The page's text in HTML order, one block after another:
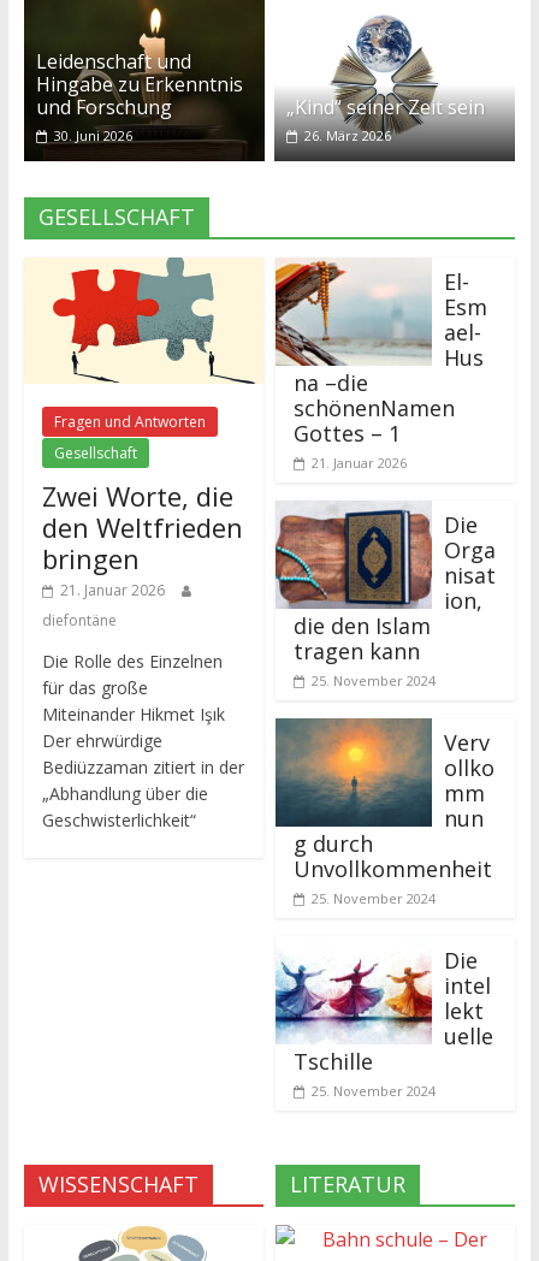
Leidenschaft und
Hingabe zu Erkenntnis
und Forschung
30. Juni 2026
„Kind“ seiner Zeit sein
26. März 2026
GESELLSCHAFT
Fragen und Antworten
Gesellschaft
Zwei Worte, die
den Weltfrieden
bringen
21. Januar 2026
diefontäne
Die Rolle des Einzelnen
für das große
Miteinander Hikmet Işık
Der ehrwürdige
Bediüzzaman zitiert in der
„Abhandlung über die
Geschwisterlichkeit“
El-
Esm
ael-
Hus
na –die
schönenNamen
Gottes – 1
21. Januar 2026
Die
Orga
nisat
ion,
die den Islam
tragen kann
25. November 2024
Verv
ollko
mm
nun
g durch
Unvollkommenheit
25. November 2024
Die
intel
lekt
uelle
Tschille
25. November 2024
WISSENSCHAFT LITERATUR